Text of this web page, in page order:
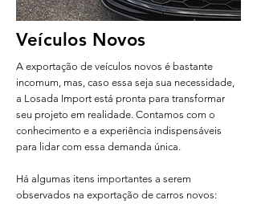
Veículos Novos
A exportação de veículos novos é bastante
incomum, mas, caso essa seja sua necessidade,
a Losada Import está pronta para transformar
seu projeto em realidade. Contamos com o
conhecimento e a experiência indispensáveis
para lidar com essa demanda única.
Há algumas itens importantes a serem
observados na exportação de carros novos: